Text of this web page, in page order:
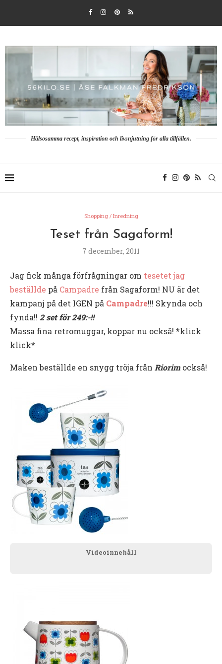
Hälsosamma recept, inspiration och livsnjutning för alla tillfällen.
Shopping / Inredning
Teset från Sagaform!
7 december, 2011
Jag fick många förfrågningar om tesetet jag
beställde på Campadre från Sagaform! NU är det
kampanj på det IGEN på Campadre!!! Skynda och
fynda!! 2 set för 249:-!!
Massa fina retromuggar, koppar nu också! *klick
klick*
Maken beställde en snygg tröja från Riorim också!
Videoinnehåll